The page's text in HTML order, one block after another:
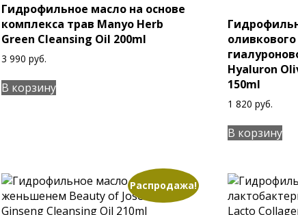
Гидрофильное масло на основе
комплекса трав Manyo Herb
Green Cleansing Oil 200ml
3 990 руб.
В корзину
Hyaluron
150ml
1 820 руб.
В корзину
Распродажа!